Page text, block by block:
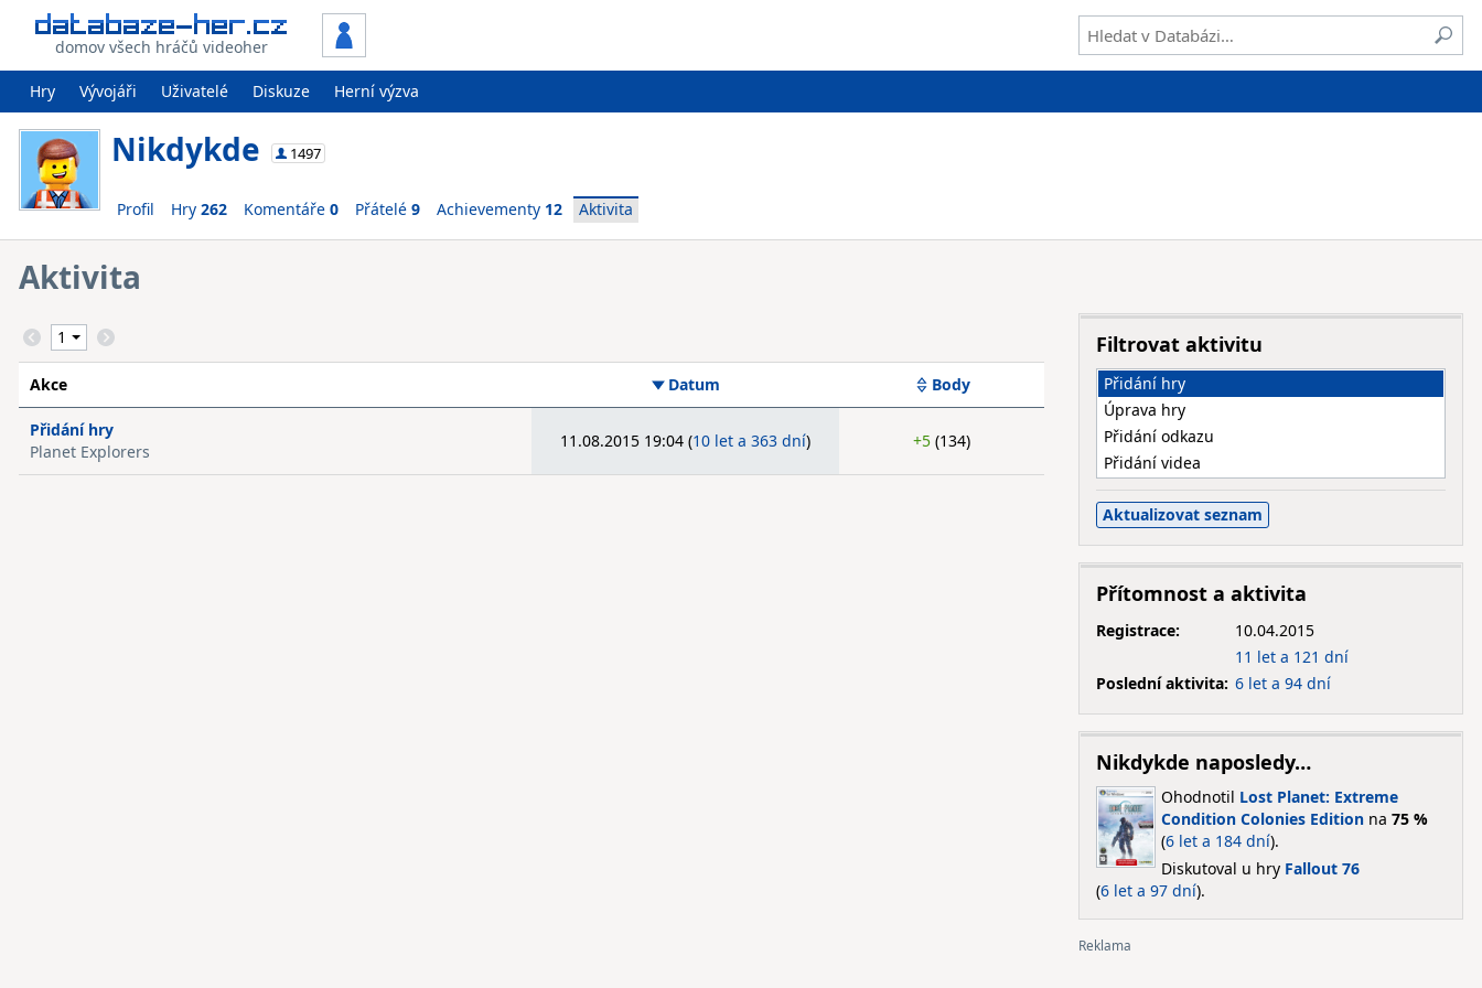
domov všech hráčů videoher
Hry Vývojáři Uživatelé Diskuze Herní výzva
Nikdykde 1497
Profil Hry 262 Komentáře 0 Přátelé 9 Achievementy 12 Aktivita
Aktivita
Akce Datum Body
Přidání hry
Planet Explorers
11.08.2015 19:04 (10 let a 363 dní) +5 (134)
Filtrovat aktivitu
Přidání hry
Úprava hry
Přidání odkazu
Přidání videa
Přítomnost a aktivita
Registrace:
10.04.2015
11 let a 121 dní
Poslední aktivita: 6 let a 94 dní
Nikdykde naposledy…
Ohodnotil Lost Planet: Extreme
Condition Colonies Editionna 75 %
(6 let a 184 dní).
Diskutoval u hry Fallout 76
(6 let a 97 dní).